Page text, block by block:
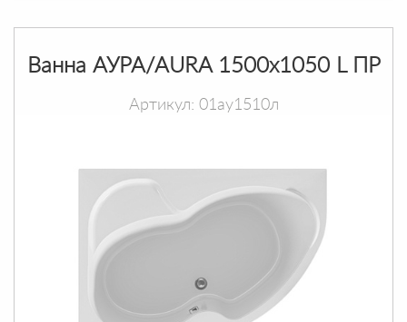
Ванна АУРА/AURA 1500х1050 L ПР
Артикул: 01ау1510л